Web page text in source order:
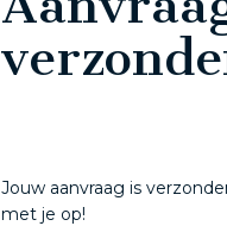
Jouw aanvraag is
met je op!